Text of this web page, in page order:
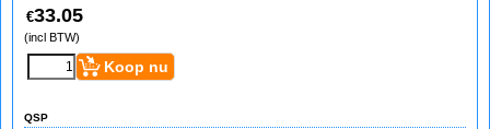
€33.05
(incl BTW)
Koop nu
QSP